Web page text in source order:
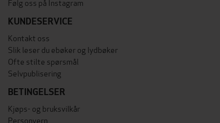
Følg oss på Instagram
KUNDESERVICE
Kontakt oss
Slik leser du ebøker og lydbøker
Ofte stilte spørsmål
Selvpublisering
BETINGELSER
Kjøps- og bruksvilkår
Personvern